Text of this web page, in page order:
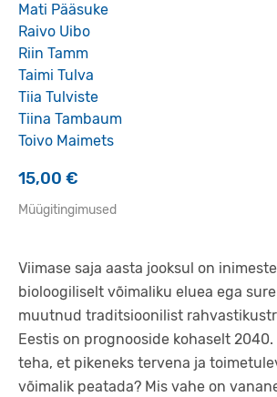
Mati Pääsuke
Raivo Uibo
Riin Tamm
Taimi Tulva
Tiia Tulviste
Tiina Tambaum
Toivo Maimets
15,00 €
Müügitingimused
Viimase saja aasta jooksul on
bioloogiliselt võimaliku eluea ega
muutnud traditsioonilist
Eestis on prognooside kohaselt
teha, et pikeneks tervena ja
võimalik peatada? Mis vahe on